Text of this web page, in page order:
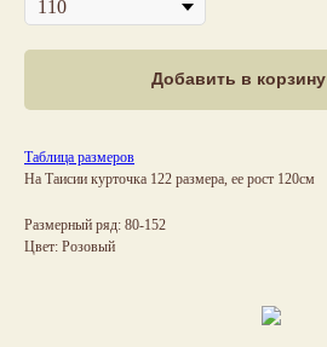
Добавить в корзину
Таблица размеров
На Таисии курточка 122 размера, ее рост 120см
Размерный ряд: 80-152
Цвет: Розовый